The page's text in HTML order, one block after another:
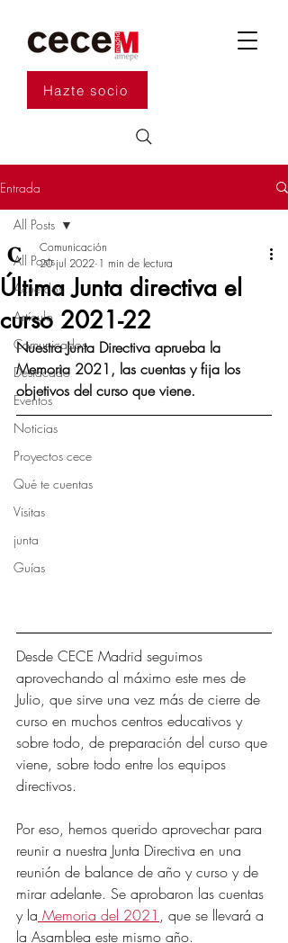
Hazte socio
Entrada
All Posts
Acuerdos
Artículo
Comunicados
Destacado
Eventos
Noticias
Proyectos cece
Qué te cuentas
Visitas
junta
Guías
All Posts
Última Junta directiva el
curso 2021-22
Comunicación
20 jul 2022 1 min de lectura
Nuestra Junta Directiva aprueba la
Memoria 2021, las cuentas y fija los
objetivos del curso que viene.
Desde CECE Madrid seguimos
aprovechando al máximo este mes de
Julio, que sirve una vez más de cierre de
curso en muchos centros educativos y
sobre todo, de preparación del curso que
viene, sobre todo entre los equipos
directivos.
Por eso, hemos querido aprovechar para
reunir a nuestra Junta Directiva en una
reunión de balance de año y curso y de
mirar adelante. Se aprobaron las cuentas
y la Memoria del 2021 , que se llevará a
la Asamblea este mismo año.